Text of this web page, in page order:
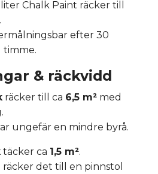
liter Chalk Paint räcker till
efter 30
timme.
& räckvidd
räcker till ca 6,5 m² med
ungefär en mindre byrå.
täcker ca 1,5 m².
det till en pinnstol